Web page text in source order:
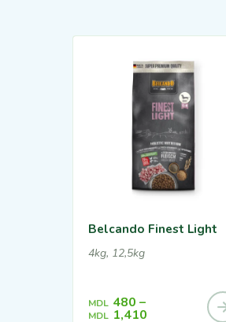
Belcando Finest Light
4kg, 12,5kg
MDL 480 –
MDL 1,410